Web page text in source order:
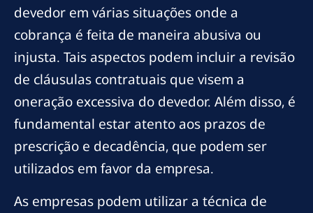
devedor em várias situações onde a
cobrança é feita de maneira abusiva ou
injusta. Tais aspectos podem incluir a revisão
de cláusulas contratuais que visem a
oneração excessiva do devedor. Além disso, é
fundamental estar atento aos prazos de
prescrição e decadência, que podem ser
utilizados em favor da empresa.
As empresas podem utilizar a técnica de